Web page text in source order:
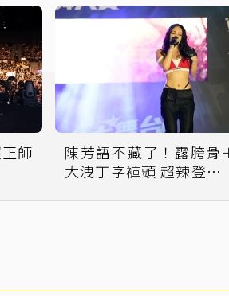
師
陳芳語不藏了！露胯骨
大洩丁字褲頭 超辣登台